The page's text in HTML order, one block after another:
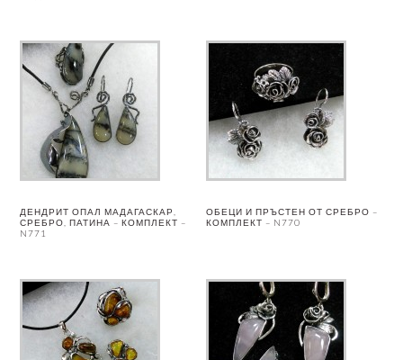
ДЕНДРИТ ОПАЛ МАДАГАСКАР,
СРЕБРО, ПАТИНА – КОМПЛЕКТ –
N771
ОБЕЦИ И ПРЪСТЕН ОТ СРЕБРО –
КОМПЛЕКТ – N770